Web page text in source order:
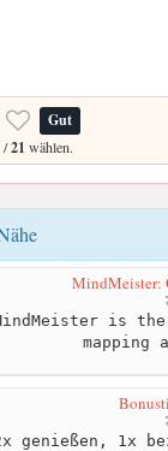
Gut
/21 wählen.
MindMeister:
is
mapping
genießen, 1x